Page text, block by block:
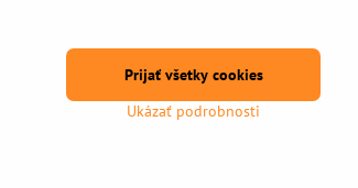
Ukázať podrobnosti
Prijať všetky cookies